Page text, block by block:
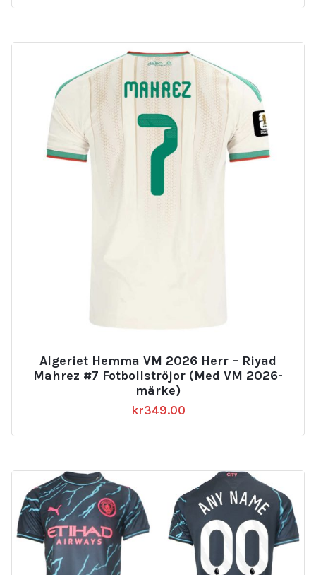
Algeriet Hemma VM 2026 Herr – Riyad
Mahrez #7 Fotbollströjor (Med VM 2026-
märke)
kr349.00